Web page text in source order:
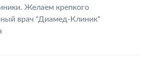
Желаем крепкого
врач "Диамед-Клиник"